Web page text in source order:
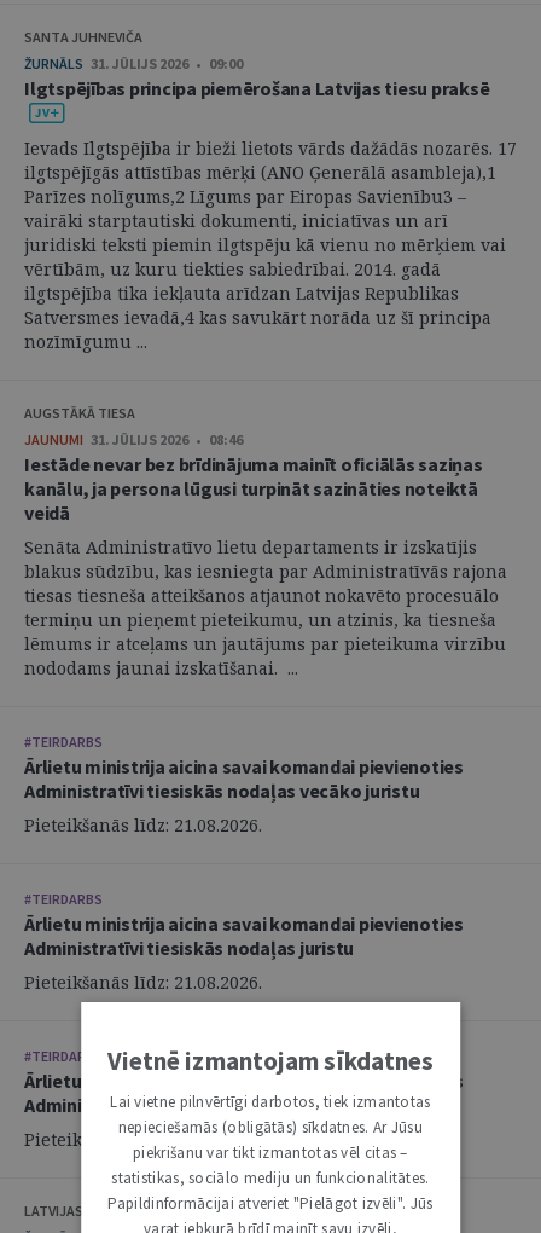
SANTA JUHNEVIČA
ŽURNĀLS 31. JŪLIJS 2026 • 09:00
Ilgtspējības principa piemērošana Latvijas tiesu praksē
Ievads Ilgtspējība ir bieži lietots vārds dažādās nozarēs. 17
ilgtspējīgās attīstības mērķi (ANO Ģenerālā asambleja),1
Parīzes nolīgums,2 Līgums par Eiropas Savienību3 –
vairāki starptautiski dokumenti, iniciatīvas un arī
juridiski teksti piemin ilgtspēju kā vienu no mērķiem vai
vērtībām, uz kuru tiekties sabiedrībai. 2014. gadā
ilgtspējība tika iekļauta arīdzan Latvijas Republikas
Satversmes ievadā,4 kas savukārt norāda uz šī principa
nozīmīgumu ...
AUGSTĀKĀ TIESA
JAUNUMI 31. JŪLIJS 2026 • 08:46
Iestāde nevar bez brīdinājuma mainīt oficiālās saziņas
kanālu, ja persona lūgusi turpināt sazināties noteiktā
veidā
Senāta Administratīvo lietu departaments ir izskatījis
blakus sūdzību, kas iesniegta par Administratīvās rajona
tiesas tiesneša atteikšanos atjaunot nokavēto procesuālo
termiņu un pieņemt pieteikumu, un atzinis, ka tiesneša
lēmums ir atceļams un jautājums par pieteikuma virzību
nododams jaunai izskatīšanai. ...
#TEIRDARBS
Ārlietu ministrija aicina savai komandai pievienoties
Administratīvi tiesiskās nodaļas vecāko juristu
Pieteikšanās līdz: 21.08.2026.
#TEIRDARBS
Ārlietu ministrija aicina savai komandai pievienoties
Administratīvi tiesiskās nodaļas juristu
Pieteikšanās līdz: 21.08.2026.
#TEIRDARBS
Ārlietu ministrija aicina savai komandai pievienoties
Administratīvi tiesiskās nodaļas juristu
Pieteikšanās līdz: 21.08.2026.
LATVIJAS ZVĒRINĀTU ADVOKĀTU PADOME
Vietnē izmantojam sīkdatnes
Lai vietne pilnvērtīgi darbotos, tiek izmantotas
nepieciešamās (obligātās) sīkdatnes. Ar Jūsu
piekrišanu var tikt izmantotas vēl citas –
statistikas, sociālo mediju un funkcionalitātes.
Papildinformācijai atveriet "Pielāgot izvēli". Jūs
varat jebkurā brīdī mainīt savu izvēli,